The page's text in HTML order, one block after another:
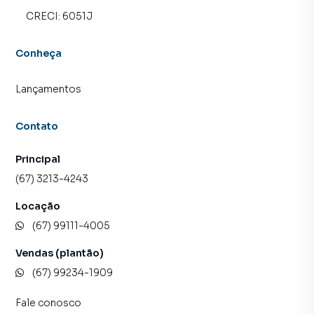
CRECI: 6051J
Conheça
Lançamentos
Contato
Principal
(67) 3213-4243
Locação
(67) 99111-4005
Vendas (plantão)
(67) 99234-1909
Fale conosco